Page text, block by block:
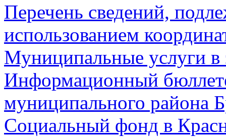
Перечень сведений,
использованием
Муниципальные услуги в
Информационный
муниципального района
Социальный фонд в